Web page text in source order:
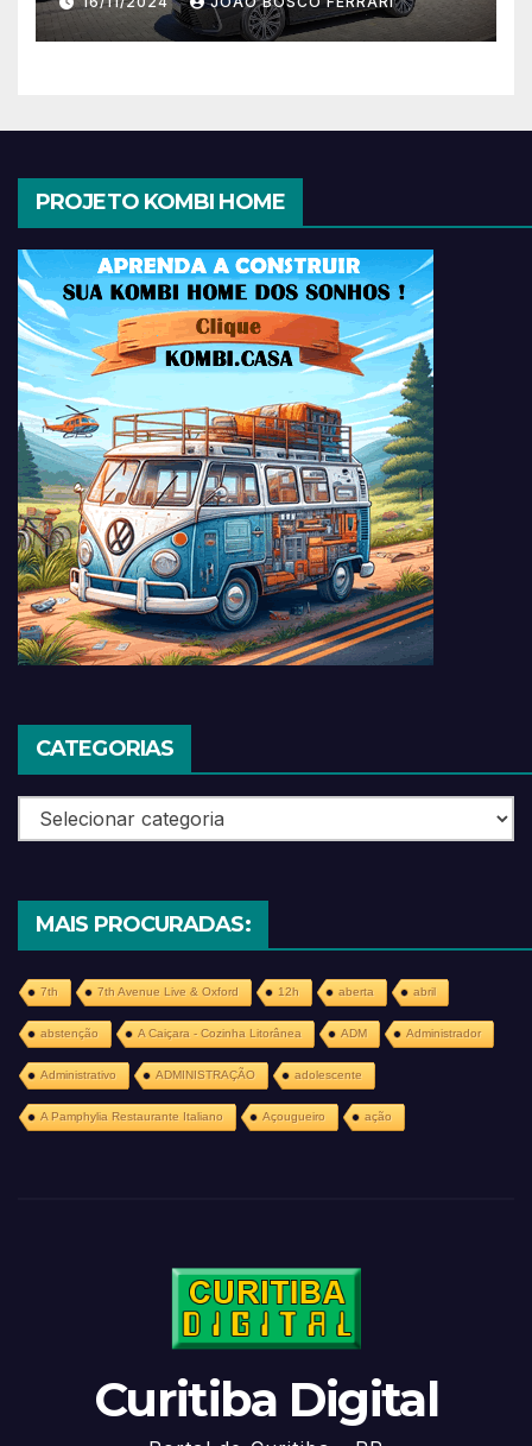
PROJETO KOMBI HOME
CATEGORIAS
Categorias
MAIS PROCURADAS:
7th 7th Avenue Live & Oxford 12h aberta abril
abstenção A Caiçara - Cozinha Litorânea ADM Administrador
Administrativo ADMINISTRAÇÃO adolescente
A Pamphylia Restaurante Italiano Açougueiro ação
Curitiba Digital